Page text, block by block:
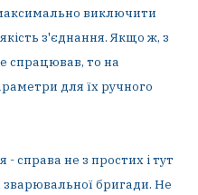
виключити
з'єднання. Якщо ж, з
спрацював, то на
для їх ручного
справа не з простих і тут
зварювальної бригади. Не